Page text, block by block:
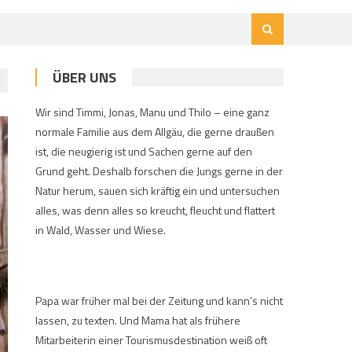
ÜBER UNS
Wir sind Timmi, Jonas, Manu und Thilo – eine ganz
normale Familie aus dem Allgäu, die gerne draußen
ist, die neugierig ist und Sachen gerne auf den
Grund geht. Deshalb forschen die Jungs gerne in der
Natur herum, sauen sich kräftig ein und untersuchen
alles, was denn alles so kreucht, fleucht und flattert
in Wald, Wasser und Wiese.
Papa war früher mal bei der Zeitung und kann’s nicht
lassen, zu texten. Und Mama hat als frühere
Mitarbeiterin einer Tourismusdestination weiß oft